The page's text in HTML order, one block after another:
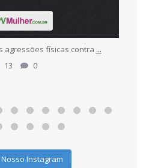
agressões físicas contra ...
13
0
Nosso Instagram